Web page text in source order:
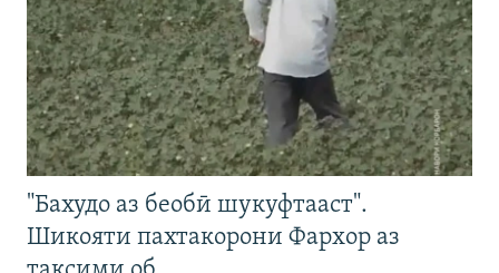
"Бахудо аз беобӣ шукуфтааст".
Шикояти пахтакорони Фархор аз